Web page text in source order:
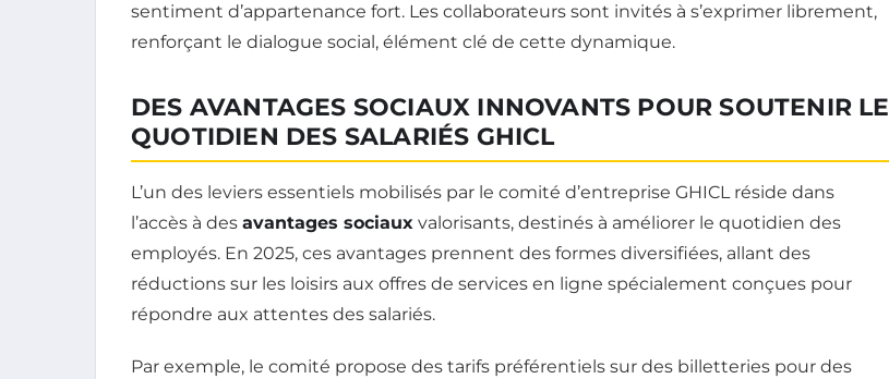
sentiment d’appartenance fort. Les collaborateurs sont invités à s’exprimer librement,
renforçant le dialogue social, élément clé de cette dynamique.
DES AVANTAGES SOCIAUX INNOVANTS POUR SOUTENIR LE
QUOTIDIEN DES SALARIÉS GHICL
L’un des leviers essentiels mobilisés par le comité d’entreprise GHICL réside dans
l’accès à des avantages sociaux valorisants, destinés à améliorer le quotidien des
employés. En 2025, ces avantages prennent des formes diversifiées, allant des
réductions sur les loisirs aux offres de services en ligne spécialement conçues pour
répondre aux attentes des salariés.
Par exemple, le comité propose des tarifs préférentiels sur des billetteries pour des